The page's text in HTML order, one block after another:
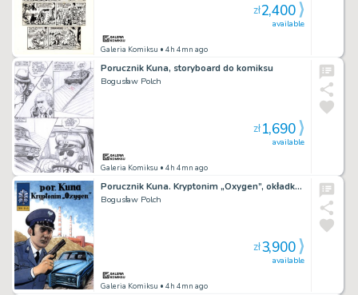
Galeria Komiksu • 4h 4mn ago
available
zł2,400
Porucznik Kuna, storyboard do komiksu
Bogusław Polch
Galeria Komiksu • 4h 4mn ago
available
zł1,690
Porucznik Kuna. Kryptonim „Oxygen”, okładka (komplet – szkic i kolor)
Bogusław Polch
Galeria Komiksu • 4h 4mn ago
available
zł3,900